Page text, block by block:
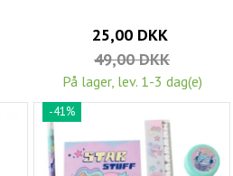
25,00 DKK
49,00 DKK
På lager, lev. 1-3 dag(e)
-41%